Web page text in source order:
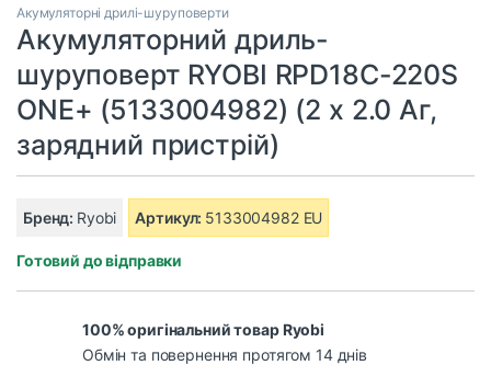
Акумуляторні дрилі-шуруповерти
Акумуляторний дриль-
шуруповерт RYOBI RPD18C-220S
ONE+ (5133004982) (2 х 2.0 Aг,
зарядний пристрій)
Бренд: Ryobi Артикул: 5133004982 EU
Готовий до відправки
100% оригінальний товар Ryobi
Обмін та повернення протягом 14 днів